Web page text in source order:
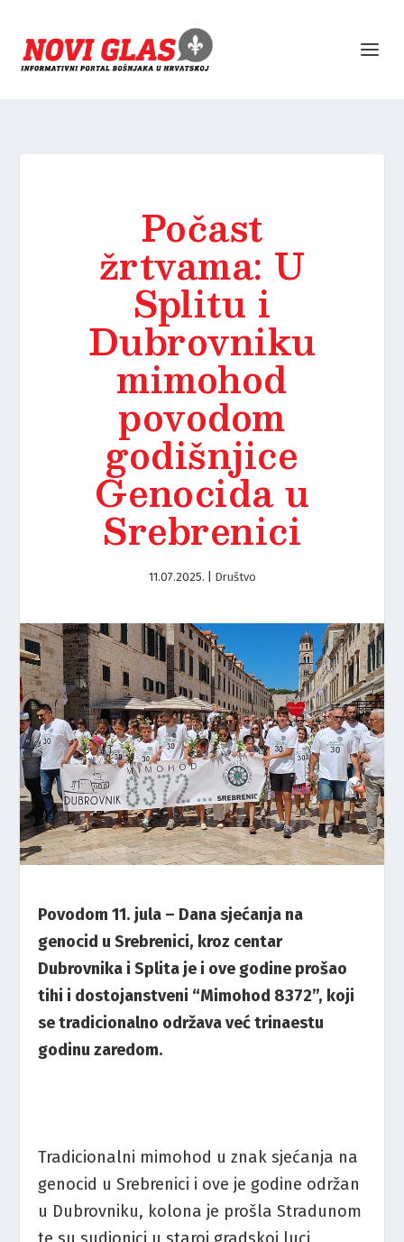
Počast
žrtvama: U
Splitu i
Dubrovniku
mimohod
povodom
godišnjice
Genocida u
Srebrenici
11.07.2025. Društvo
Povodom 11. jula – Dana sjećanja na
genocid u Srebrenici, kroz centar
Dubrovnika i Splita je i ove godine prošao
tihi i dostojanstveni “Mimohod 8372”, koji
se tradicionalno održava već trinaestu
godinu zaredom.
Tradicionalni mimohod u znak sjećanja na
genocid u Srebrenici i ove je godine održan
u Dubrovniku, kolona je prošla Stradunom